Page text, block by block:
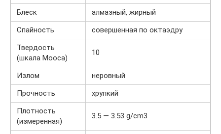
Блеск
алмазный, жирный
Спайность
совершенная по октаэдру
Твердость
(шкала Мооса)
10
Излом
неровный
Прочность
хрупкий
Плотность
(измеренная)
3.5 — 3.53 g/cm3